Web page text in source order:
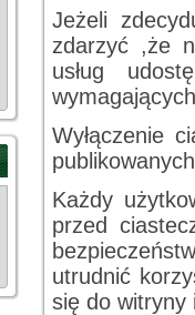
Jeżeli
zdarzyć ,że
usług
Wyłączenie
Każdy
przed
utrudnić
się do witryny